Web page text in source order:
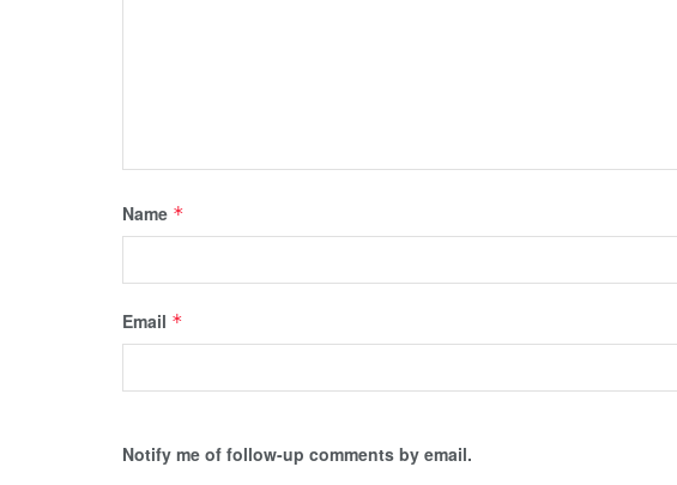
Name *
Email *
Notify me of follow-up comments by email.